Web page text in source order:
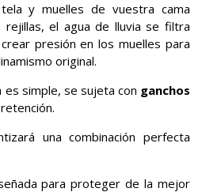
y muelles de vuestra cama
el agua de lluvia se filtra
presión en los muelles para
original.
es simple, se sujeta con ganchos
una combinación perfecta
para proteger de la mejor